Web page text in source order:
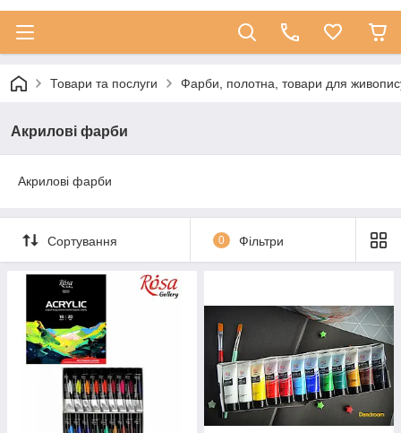
Товари та послуги Фарби, полотна, товари для
Акрилові фарби
Акрилові фарби
Сортування 0 Фільтри